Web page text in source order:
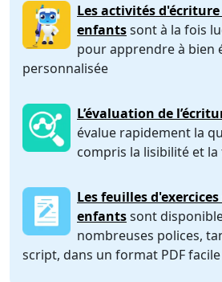
Les activités
enfantssont à la fois
pour apprendre à bien
personnalisée
L’évaluation de
évalue rapidement la
compris la lisibilité et
Les feuilles
enfantssont
nombreuses polices,
script, dans un format PDF